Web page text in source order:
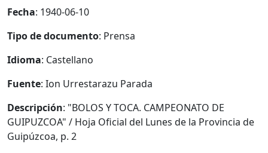
Fecha: 1940-06-10
Tipo de documento: Prensa
Idioma: Castellano
Fuente: Ion Urrestarazu Parada
Descripción: "BOLOS Y TOCA. CAMPEONATO DE
GUIPUZCOA" / Hoja Oficial del Lunes de la Provincia de
Guipúzcoa, p. 2